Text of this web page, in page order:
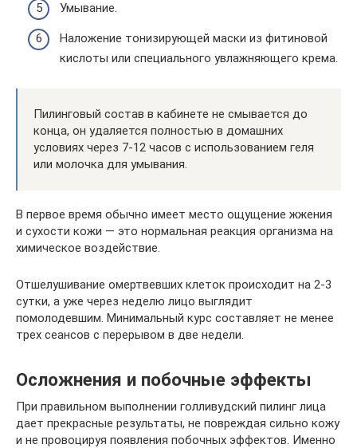
Умывание.
Наложение тонизирующей маски из фитиновой
кислоты или специального увлажняющего крема.
Пилинговый состав в кабинете не смывается до
конца, он удаляется полностью в домашних
условиях через 7-12 часов с использованием геля
или молочка для умывания.
В первое время обычно имеет место ощущение жжения
и сухости кожи — это нормальная реакция организма на
химическое воздействие.
Отшелушивание омертвевших клеток происходит на 2-3
сутки, а уже через неделю лицо выглядит
помолодевшим. Минимальный курс составляет не менее
трех сеансов с перерывом в две недели.
Осложнения и побочные эффекты
При правильном выполнении голливудский пилинг лица
дает прекрасные результаты, не повреждая сильно кожу
и не провоцируя появления побочных эффектов. Именно